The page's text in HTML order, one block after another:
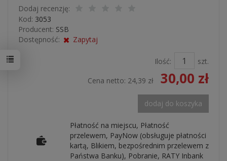
Dodaj recenzję:
Kod: 3053
Producent: SSB
Dostępność:
Zapytaj
Ilość:
szt.
Cena netto: 24,39 zł 30,00 zł
dodaj do koszyka
Płatność na miejscu, Płatność
przelewem, PayNow (obsługuje płatności
kartą, Blikiem, bezpośrednim przelewem z
Państwa Banku), Pobranie, RATY Inbank